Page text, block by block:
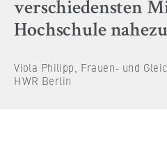
verschiedensten
Hochschule
Viola Philipp, Frauen- und
HWR Berlin